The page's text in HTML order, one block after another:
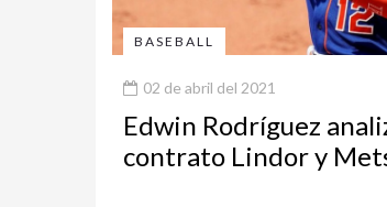
BASEBALL
02 de abril del 2021
Edwin Rodríguez
contrato Lindor y